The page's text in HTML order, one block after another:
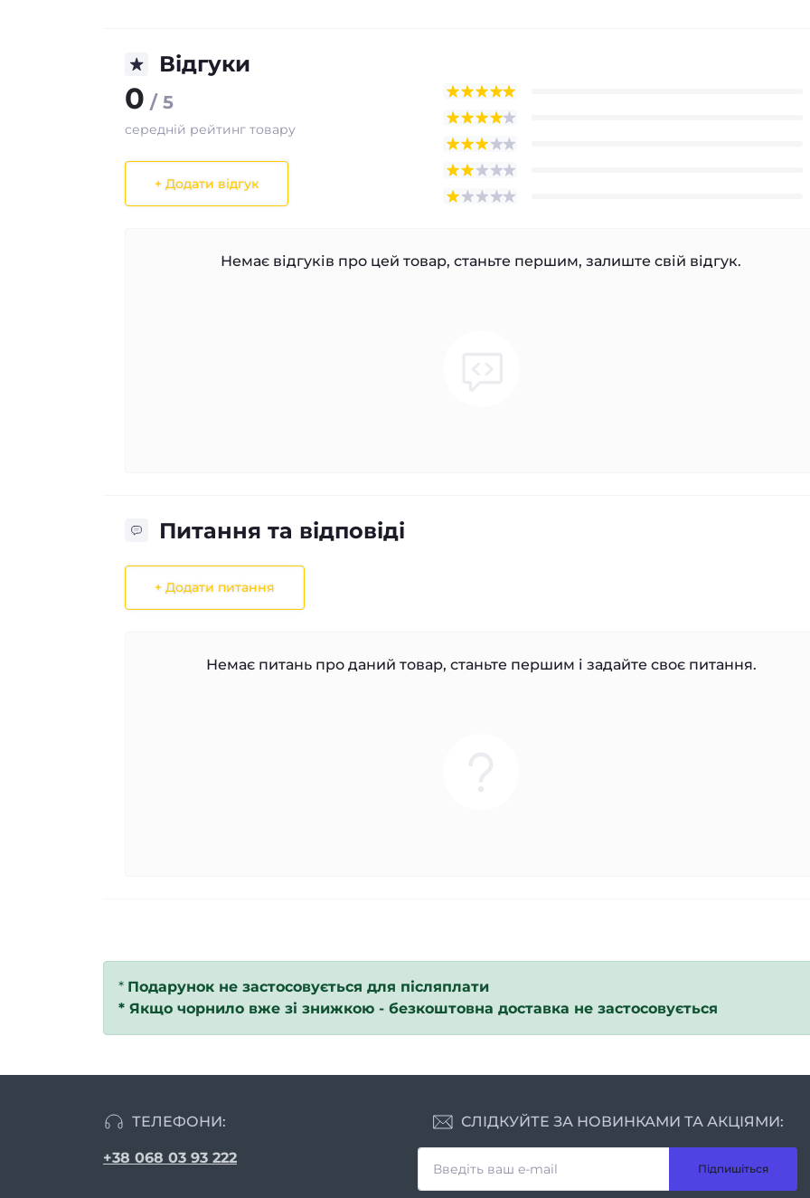
Відгуки
0 / 5
середній рейтинг товару
+ Додати відгук
Немає відгуків про цей товар, станьте першим, залиште свій відгук.
Питання та відповіді
+ Додати питання
Немає питань про даний товар, станьте першим і задайте своє питання.
* Подарунок не застосовується для післяплати
* Якщо чорнило вже зі знижкою - безкоштовна доставка не застосовується
ТЕЛЕФОНИ:
+38 068 03 93 222
СЛІДКУЙТЕ ЗА НОВИНКАМИ ТА АКЦІЯМИ:
Підпишіться